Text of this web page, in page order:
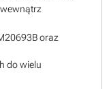
oraz
do wielu